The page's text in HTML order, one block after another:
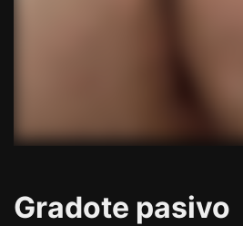
Gradote pasivo